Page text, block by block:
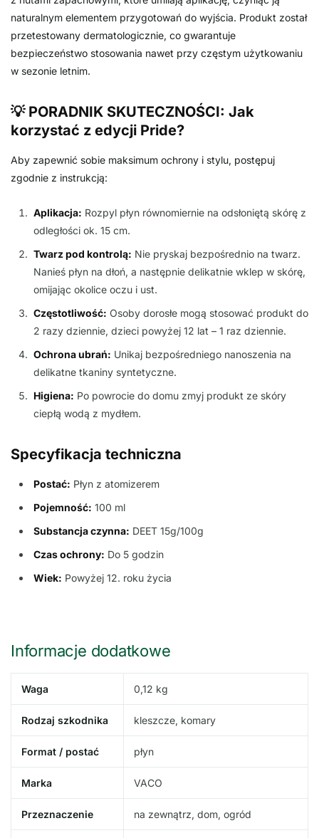
naturalnym elementem przygotowań do wyjścia. Produkt został
przetestowany dermatologicznie, co gwarantuje
bezpieczeństwo stosowania nawet przy częstym użytkowaniu
w sezonie letnim.
💡 PORADNIK SKUTECZNOŚCI: Jak
korzystać z edycji Pride?
Aby zapewnić sobie maksimum ochrony i stylu, postępuj
zgodnie z instrukcją:
Aplikacja: Rozpyl płyn równomiernie na odsłoniętą skórę z
odległości ok. 15 cm.
Twarz pod kontrolą: Nie pryskaj bezpośrednio na twarz.
Nanieś płyn na dłoń, a następnie delikatnie wklep w skórę,
omijając okolice oczu i ust.
Częstotliwość: Osoby dorosłe mogą stosować produkt do
2 razy dziennie, dzieci powyżej 12 lat – 1 raz dziennie.
Ochrona ubrań: Unikaj bezpośredniego nanoszenia na
delikatne tkaniny syntetyczne.
Higiena: Po powrocie do domu zmyj produkt ze skóry
ciepłą wodą z mydłem.
Specyfikacja techniczna
Postać: Płyn z atomizerem
Pojemność: 100 ml
Substancja czynna: DEET 15g/100g
Czas ochrony: Do 5 godzin
Wiek: Powyżej 12. roku życia
Informacje dodatkowe
Waga 0,12 kg
Rodzaj szkodnika kleszcze, komary
Format / postać płyn
Marka VACO
Przeznaczenie na zewnątrz, dom, ogród